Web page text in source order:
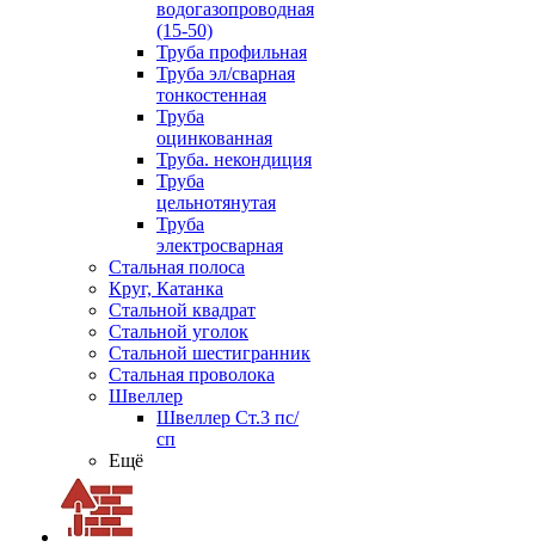
водогазопроводная
(15-50)
Труба профильная
Труба эл/сварная
тонкостенная
Труба
оцинкованная
Труба. некондиция
Труба
цельнотянутая
Труба
электросварная
Стальная полоса
Круг, Катанка
Стальной квадрат
Стальной уголок
Стальной шестигранник
Стальная проволока
Швеллер
Швеллер Ст.3 пс/
сп
Ещё